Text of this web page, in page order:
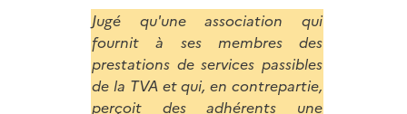
Jugé qu'une association qui
fournit à ses membres des
prestations de services passibles
de la TVA et qui, en contrepartie,
perçoit des adhérents une